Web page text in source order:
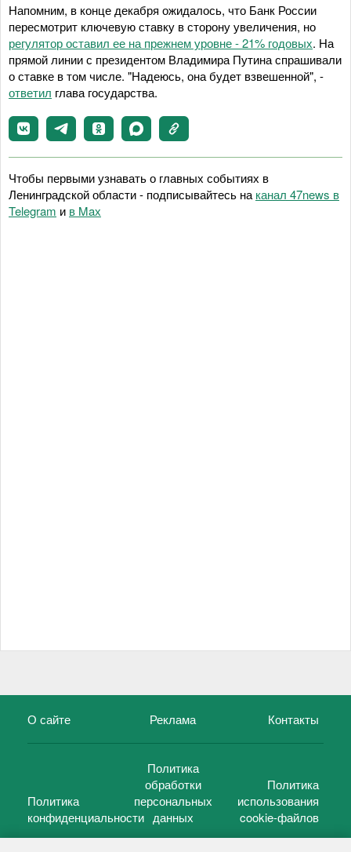
Напомним, в конце декабря ожидалось, что Банк России
пересмотрит ключевую ставку в сторону увеличения, но
регулятор оставил ее на прежнем уровне - 21% годовых. На
прямой линии с президентом Владимира Путина спрашивали
о ставке в том числе. "Надеюсь, она будет взвешенной", -
ответил глава государства.
Чтобы первыми узнавать о главных событиях в
Ленинградской области - подписывайтесь на канал 47news в
Telegram и в Maх
О сайте Реклама Контакты
Политика
конфиденциальности
Политика
обработки
персональных
данных
Политика
использования
cookie-файлов